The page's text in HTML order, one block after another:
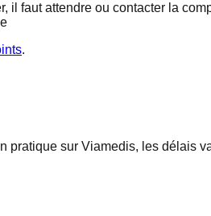
il faut attendre ou contacter la
.
sur Viamedis, les délais